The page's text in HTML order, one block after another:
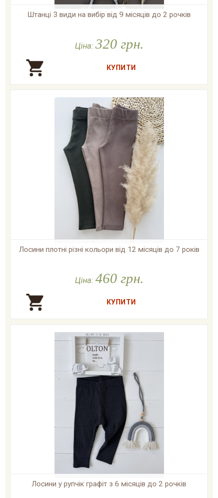
Штанці 3 види на вибір від 9 місяців до 2 рочків
Ціна: 320 грн.
Лосини плотні різні кольори від 12 місяців до 7 років
Ціна: 460 грн.
Лосини у рупчік графіт з 6 місяців до 2 рочків